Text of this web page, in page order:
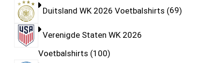
Duitsland WK 2026 Voetbalshirts 69
Verenigde Staten WK 2026
Voetbalshirts 100